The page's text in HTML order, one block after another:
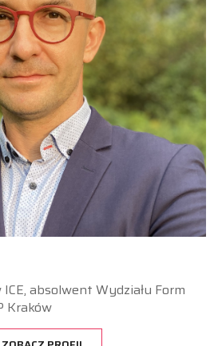
absolwent Wydziału Form
Kraków